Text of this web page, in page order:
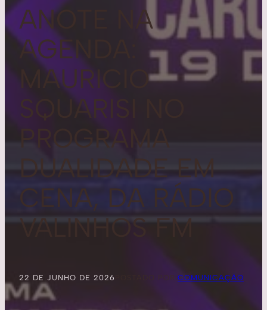
ANOTE NA
AGENDA:
MAURICIO
SQUARISI NO
PROGRAMA
DUALIDADE EM
CENA, DA RÁDIO
VALINHOS FM
22 DE JUNHO DE 2026 POSTADO POR:COMUNICAÇÃO